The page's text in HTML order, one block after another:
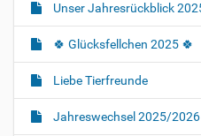
Unser Jahresrückblick
🍀 Glücksfellchen 2025 🍀
Liebe Tierfreunde
Jahreswechsel 2025/